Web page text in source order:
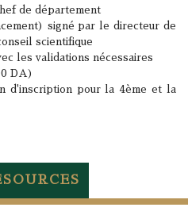
de département
signé par le directeur de
scientifique
les validations nécessaires
DA)
d'inscription pour la 4ème et la